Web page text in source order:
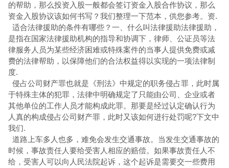
的帮助，那么投资入股一般都会签订资金入股合作协议，那么
资金入股协议该如何书写？我们整理一下范本，供您参考。资.
适合法律援助的条件有哪些？一、什么叫法律援助法律援助，
是指在国家法律援助机构的指导和协调下，律师、公证员等法
律服务人员为某些经济困难或特殊案件的当事人提供免费或减
费的法律帮助，以保障他们的合法权益得以实现的一项法律制
度.
侵占公司财产罪也就是《刑法》中规定的职务侵占罪，此时属
于特殊主体的犯罪，法律中明确规定了只能由公司、企业或者
其他单位的工作人员才能构成此罪。那要是经过认定确认行为
人真的构成侵占公司财产罪，此时又该如何进行处罚呢?下文中
我们.
道路上车多人也多，难免会发生交通事故。当发生交通事故的
时候，事故责任人要给受害人相应的赔偿。如果事故责任人不
给，受害人可以向人民法院起诉，这个起诉是需要交一些费用